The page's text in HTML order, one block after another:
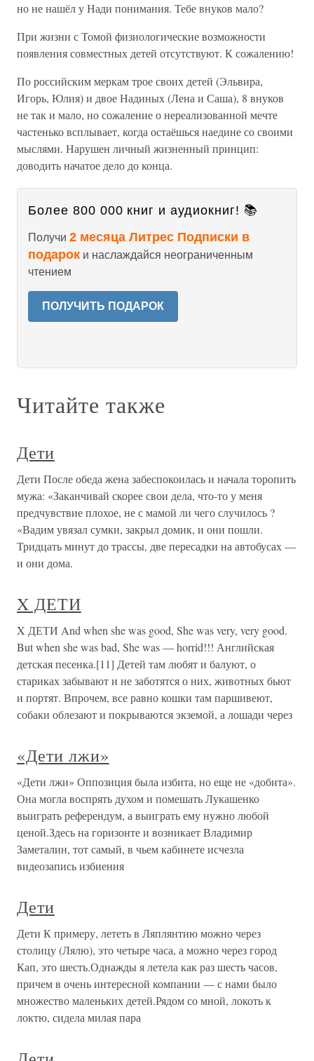
но не нашёл у Нади понимания. Тебе внуков мало?
При жизни с Томой физиологические возможности
появления совместных детей отсутствуют. К сожалению!
По российским меркам трое своих детей (Эльвира,
Игорь, Юлия) и двое Надиных (Лена и Саша), 8 внуков
не так и мало, но сожаление о нереализованной мечте
частенько всплывает, когда остаёшься наедине со своими
мыслями. Нарушен личный жизненный принцип:
доводить начатое дело до конца.
Более 800 000 книг и аудиокниг! 📚
Получи 2 месяца Литрес Подписки в
подарок и наслаждайся неограниченным
чтением
ПОЛУЧИТЬ ПОДАРОК
Читайте также
Дети
Дети После обеда жена забеспокоилась и начала торопить
мужа: «Заканчивай скорее свои дела, что-то у меня
предчувствие плохое, не с мамой ли чего случилось ?
«Вадим увязал сумки, закрыл домик, и они пошли.
Тридцать минут до трассы, две пересадки на автобусах —
и они дома.
X ДЕТИ
X ДЕТИ And when she was good, She was very, very good.
But when she was bad, She was — horrid!!! Английская
детская песенка.[11] Детей там любят и балуют, о
стариках забывают и не заботятся о них, животных бьют
и портят. Впрочем, все равно кошки там паршивеют,
собаки облезают и покрываются экземой, а лошади через
«Дети лжи»
«Дети лжи» Оппозиция была избита, но еще не «добита».
Она могла воспрять духом и помешать Лукашенко
выиграть референдум, а выиграть ему нужно любой
ценой.Здесь на горизонте и возникает Владимир
Заметалин, тот самый, в чьем кабинете исчезла
видеозапись избиения
Дети
Дети К примеру, лететь в Ляплянтию можно через
столицу (Лялю), это четыре часа, а можно через город
Кап, это шесть.Однажды я летела как раз шесть часов,
причем в очень интересной компании — с нами было
множество маленьких детей.Рядом со мной, локоть к
локтю, сидела милая пара